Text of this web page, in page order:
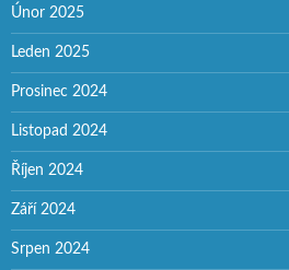
Únor 2025
Leden 2025
Prosinec 2024
Listopad 2024
Říjen 2024
Září 2024
Srpen 2024